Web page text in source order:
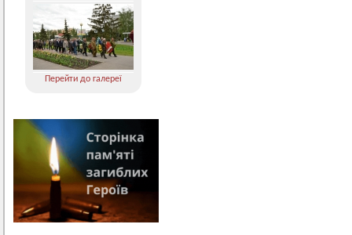
Перейти до галереї